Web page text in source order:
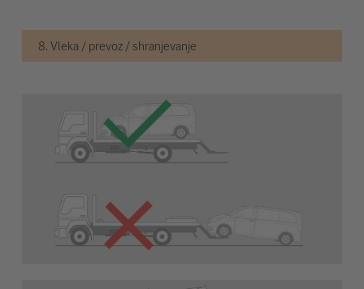
8. Vleka / prevoz / shranjevanje